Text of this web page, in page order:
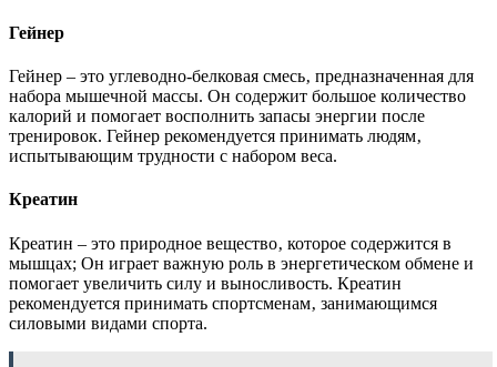
Гейнер
Гейнер – это углеводно-белковая смесь‚ предназначенная для
набора мышечной массы. Он содержит большое количество
калорий и помогает восполнить запасы энергии после
тренировок. Гейнер рекомендуется принимать людям‚
испытывающим трудности с набором веса.
Креатин
Креатин – это природное вещество‚ которое содержится в
мышцах; Он играет важную роль в энергетическом обмене и
помогает увеличить силу и выносливость. Креатин
рекомендуется принимать спортсменам‚ занимающимся
силовыми видами спорта.